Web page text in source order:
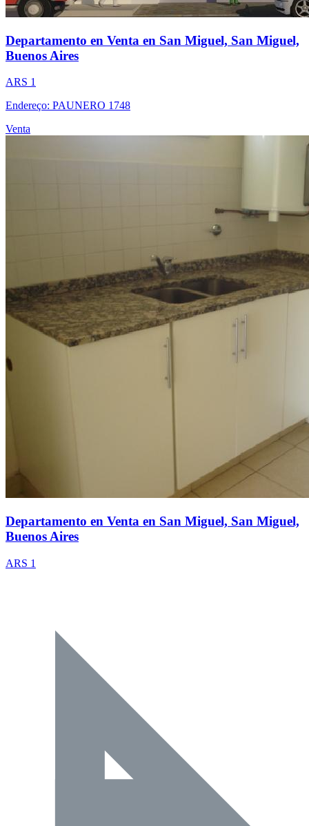
Departamento en Venta en San Miguel, San Miguel,
Buenos Aires
ARS 1
Endereço: PAUNERO 1748
Venta
Departamento en Venta en San Miguel, San Miguel,
Buenos Aires
ARS 1